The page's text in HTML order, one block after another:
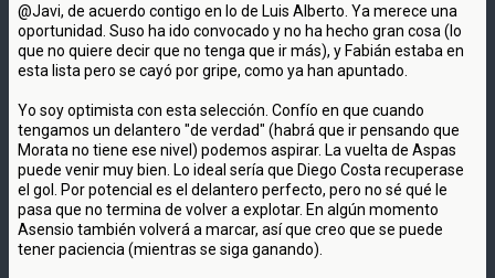
@Javi, de acuerdo contigo en lo de Luis Alberto. Ya merece una
oportunidad. Suso ha ido convocado y no ha hecho gran cosa (lo
que no quiere decir que no tenga que ir más), y Fabián estaba en
esta lista pero se cayó por gripe, como ya han apuntado.
Yo soy optimista con esta selección. Confío en que cuando
tengamos un delantero "de verdad" (habrá que ir pensando que
Morata no tiene ese nivel) podemos aspirar. La vuelta de Aspas
puede venir muy bien. Lo ideal sería que Diego Costa recuperase
el gol. Por potencial es el delantero perfecto, pero no sé qué le
pasa que no termina de volver a explotar. En algún momento
Asensio también volverá a marcar, así que creo que se puede
tener paciencia (mientras se siga ganando).